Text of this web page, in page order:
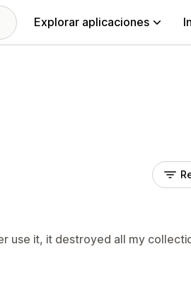
Explorar aplicaciones
use it, it destroyed all my